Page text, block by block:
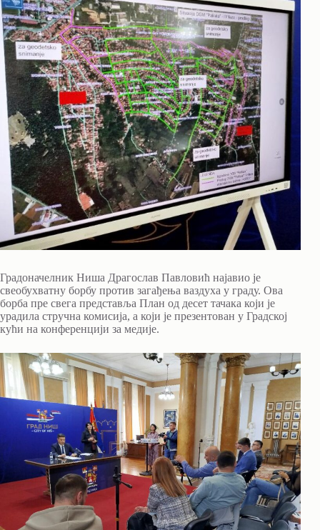
Градоначелник Ниша Драгослав Павловић најавио је
свеобухватну борбу против загађења ваздуха у граду. Ова
борба пре свега представља План од десет тачака који је
урадила стручна комисија, а који је презентован у Градској
кући на конференцији за медије.